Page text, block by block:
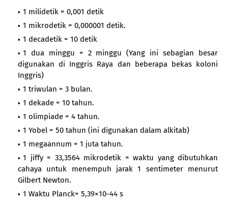
1 milidetik = 0,001 detik
1 mikrodetik = 0,000001 detik.
1 decadetik = 10 detik
1 dua minggu = 2 minggu (Yang ini sebagian besar
digunakan di Inggris Raya dan beberapa bekas koloni
Inggris)
1 triwulan = 3 bulan.
1 dekade = 10 tahun.
1 olimpiade = 4 tahun.
1 Yobel = 50 tahun (ini digunakan dalam alkitab)
1 megaannum = 1 juta tahun.
1 jiffy = 33,3564 mikrodetik = waktu yang dibutuhkan
cahaya untuk menempuh jarak 1 sentimeter menurut
Gilbert Newton.
1 Waktu Planck= 5,39×10-44 s